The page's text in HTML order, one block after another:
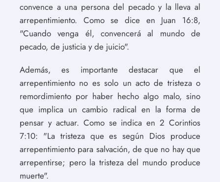
convence a una persona del pecado y la lleva al
arrepentimiento. Como se dice en Juan 16:8,
"Cuando venga él, convencerá al mundo de
pecado, de justicia y de juicio".
Además, es importante destacar que el
arrepentimiento no es solo un acto de tristeza o
remordimiento por haber hecho algo malo, sino
que implica un cambio radical en la forma de
pensar y actuar. Como se indica en 2 Corintios
7:10: "La tristeza que es según Dios produce
arrepentimiento para salvación, de que no hay que
arrepentirse; pero la tristeza del mundo produce
muerte".